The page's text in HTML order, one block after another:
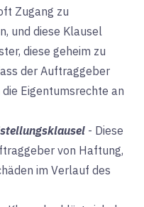
Zugang zu
und diese Klausel
diese geheim zu
der Auftraggeber
Eigentumsrechte an
- Diese
von Haftung,
im Verlauf des